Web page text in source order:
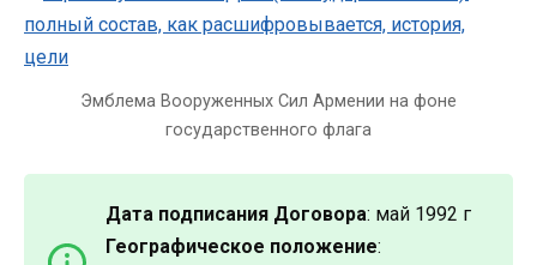
Эмблема Вооруженных Сил Армении на фоне
государственного флага
Дата подписания Договора: май 1992 г
Географическое положение: